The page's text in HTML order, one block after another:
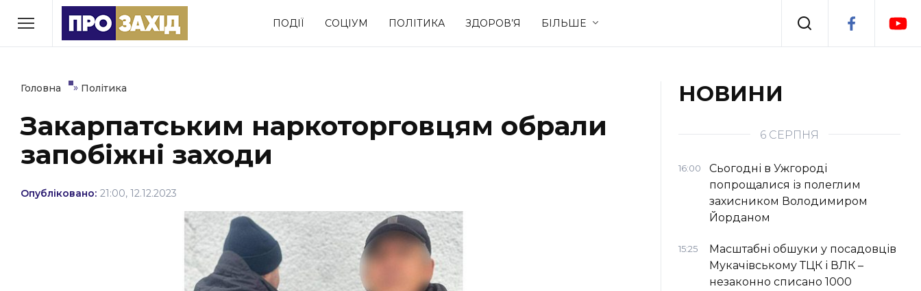
ПОДІЇ СОЦІУМ ПОЛІТИКА ЗДОРОВ’Я БІЛЬШЕ
РУБРИКИ
Економіка Події
Політика Соціум Спорт Стиль життя
Втрачений Ужгород
ЗАКАРПАТСЬКІ НОВИНИ
Головна » Політика
Закарпатським наркоторговцям обрали
запобіжні заходи
Опубліковано: 21:00, 12.12.2023
НОВИНИ
6 СЕРПНЯ
16:00
Сьогодні в Ужгороді
попрощалися із полеглим
захисником Володимиром
Йорданом
15:25
Масштабні обшуки у посадовців
Мукачівському ТЦК і ВЛК –
незаконно списано 1000